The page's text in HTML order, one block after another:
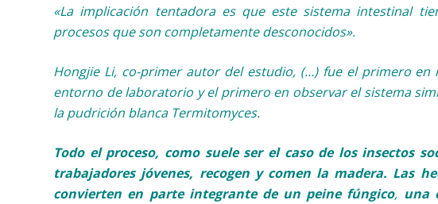
«La implicación tentadora es que este sistema intestinal
procesos que son completamente desconocidos».
Hongjie Li, co-primer autor del estudio, (…) fue el primero
entorno de laboratorio y el primero en observar el sistema
la pudrición blanca Termitomyces.
Todo el proceso, como suele ser el caso de los insectos
trabajadores jóvenes, recogen y comen la madera. Las
convierten en parte integrante de un peine fúngico, una